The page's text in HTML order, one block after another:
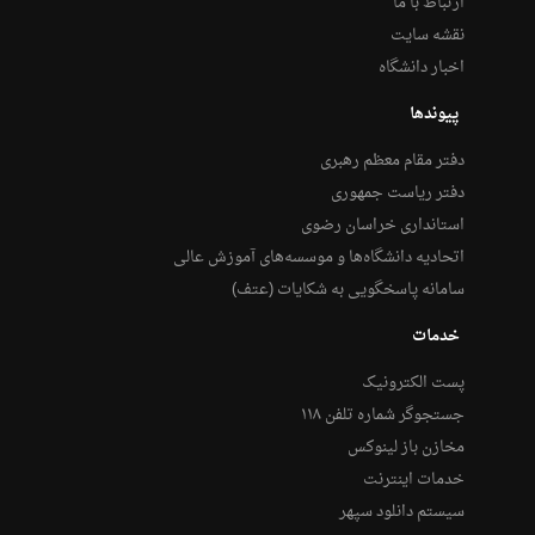
نقشه سایت
اخبار دانشگاه
پیوندها
دفتر مقام معظم رهبری
دفتر ریاست جمهوری
استانداری خراسان رضوی
اتحادیه دانشگاه‌ها و موسسه‌های آموزش عالی
سامانه پاسخگویی به شکایات (عتف)
خدمات
پست الکترونیک
جستجوگر شماره تلفن ۱۱۸
مخازن باز لینوکس
خدمات اینترنت
سیستم دانلود سپهر